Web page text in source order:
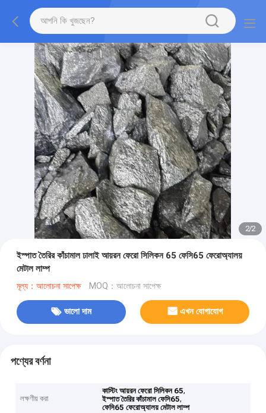
2/2
ইস্পাত তৈরির কাঁচামাল ঢালাই আয়রন ফেরো সিলিকন 65 ফেসি65 ফেরোঅ্যালয়
মেটাল লাম্প
মূল্য：আলোচনা সাপেক্ষ MOQ：আলোচনা সাপেক্ষ
ভালো দাম এখন যোগাযোগ
পণ্যের বর্ণনা
লক্ষণীয় করা
কাস্টিং আয়রন ফেরো সিলিকন 65,
ইস্পাত তৈরির কাঁচামাল ফেসি65,
ফেসি65 ফেরোঅ্যালয় মেটাল লাম্প